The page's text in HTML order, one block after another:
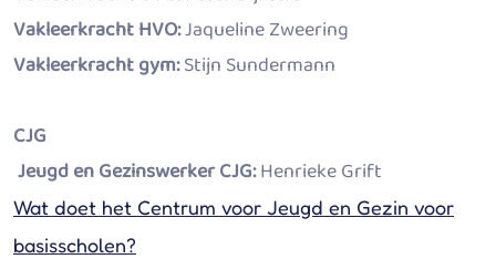
Vakleerkracht HVO:Jaqueline Zweering
Vakleerkracht gym:Stijn Sundermann
CJG
Jeugd en Gezinswerker CJG:Henrieke Grift
Wat doet het Centrum voor Jeugd en Gezin voor
basisscholen?